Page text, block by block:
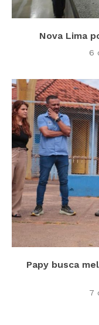
Nova Lima
6
Papy busca
7